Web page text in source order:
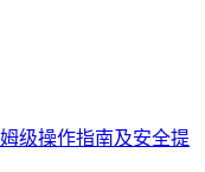
级操作指南及安全提